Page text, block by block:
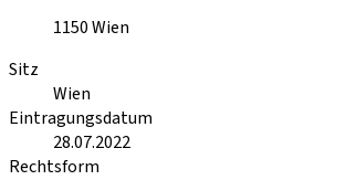
1150Wien
Sitz
Wien
Eintragungsdatum
28.07.2022
Rechtsform